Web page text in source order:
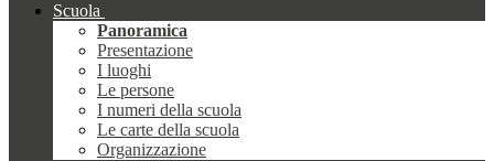
Scuola
Panoramica
Presentazione
I luoghi
Le persone
I numeri della scuola
Le carte della scuola
Organizzazione